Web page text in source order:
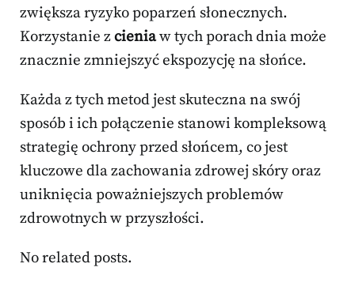
zwiększa ryzyko poparzeń słonecznych.
Korzystanie zcieniaw tych porach dnia może
znacznie zmniejszyć ekspozycję na słońce.
Każda z tych metod jest skuteczna na swój
sposób i ich połączenie stanowi kompleksową
strategię ochrony przed słońcem, co jest
kluczowe dla zachowania zdrowej skóry oraz
uniknięcia poważniejszych problemów
zdrowotnych w przyszłości.
No related posts.